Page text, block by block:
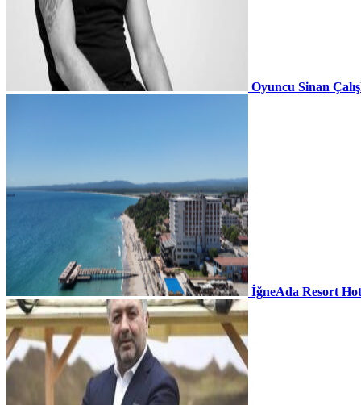
Oyuncu Sinan
İğneAda Resort